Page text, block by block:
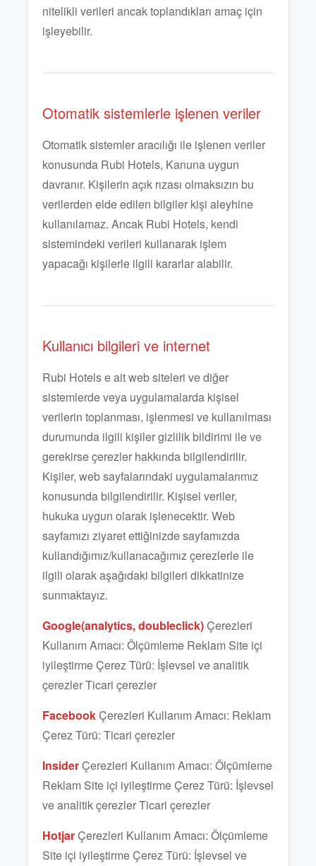
nitelikli verileri ancak toplandıkları amaç için
işleyebilir.
Otomatik sistemlerle işlenen veriler
Otomatik sistemler aracılığı ile işlenen veriler
konusunda Rubi Hotels, Kanuna uygun
davranır. Kişilerin açık rızası olmaksızın bu
verilerden elde edilen bilgiler kişi aleyhine
kullanılamaz. Ancak Rubi Hotels, kendi
sistemindeki verileri kullanarak işlem
yapacağı kişilerle ilgili kararlar alabilir.
Kullanıcı bilgileri ve internet
Rubi Hotels e ait web siteleri ve diğer
sistemlerde veya uygulamalarda kişisel
verilerin toplanması, işlenmesi ve kullanılması
durumunda ilgili kişiler gizlilik bildirimi ile ve
gerekirse çerezler hakkında bilgilendirilir.
Kişiler, web sayfalarındaki uygulamalarımız
konusunda bilgilendirilir. Kişisel veriler,
hukuka uygun olarak işlenecektir. Web
sayfamızı ziyaret ettiğinizde sayfamızda
kullandığımız/kullanacağımız çerezlerle ile
ilgili olarak aşağıdaki bilgileri dikkatinize
sunmaktayız.
Google(analytics, doubleclick)Çerezleri
Kullanım Amacı: Ölçümleme Reklam Site içi
iyileştirme Çerez Türü: İşlevsel ve analitik
çerezler Ticari çerezler
FacebookÇerezleri Kullanım Amacı: Reklam
Çerez Türü: Ticari çerezler
InsiderÇerezleri Kullanım Amacı: Ölçümleme
Reklam Site içi iyileştirme Çerez Türü: İşlevsel
ve analitik çerezler Ticari çerezler
HotjarÇerezleri Kullanım Amacı: Ölçümleme
Site içi iyileştirme Çerez Türü: İşlevsel ve